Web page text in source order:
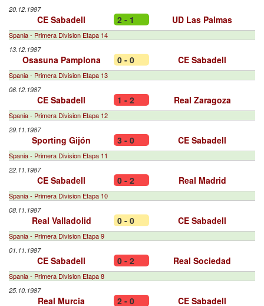
20.12.1987
CE Sabadell 2 - 1 UD Las Palmas
Spania - Primera Division Etapa 14
13.12.1987
Osasuna Pamplona 0 - 0 CE Sabadell
Spania - Primera Division Etapa 13
06.12.1987
CE Sabadell 1 - 2 Real Zaragoza
Spania - Primera Division Etapa 12
29.11.1987
Sporting Gijón 3 - 0 CE Sabadell
Spania - Primera Division Etapa 11
22.11.1987
CE Sabadell 0 - 2 Real Madrid
Spania - Primera Division Etapa 10
08.11.1987
Real Valladolid 0 - 0 CE Sabadell
Spania - Primera Division Etapa 9
01.11.1987
CE Sabadell 0 - 2 Real Sociedad
Spania - Primera Division Etapa 8
25.10.1987
Real Murcia 2 - 0 CE Sabadell